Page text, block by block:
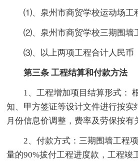
⑴、泉州市商贸学校运动场工
⑵、泉州市商贸学校三期围墙
⑶、以上两项工程合计人民币
第三条 工程结算和付款方法
1、工程增加项目结算形式：
知、甲方签证等设计文件进行按实
月份信息价调整，费率及劳保按有
2、付款方式：三期围墙工程
量的90%拔付工程进度款，工程竣